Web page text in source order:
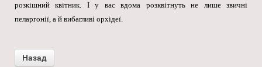
розкішний квітник. І у вас вдома розквітнуть не лише звичні
пеларгонії, а й вибагливі орхідеї.